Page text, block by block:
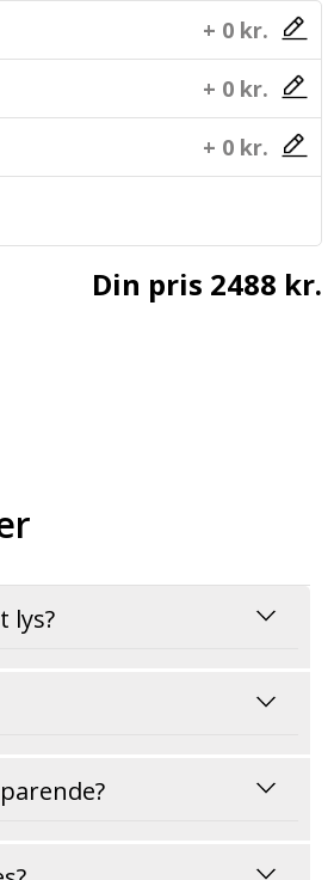
+ 0 kr.
+ 0 kr.
+ 0 kr.
Din pris 2488 kr.
lys?